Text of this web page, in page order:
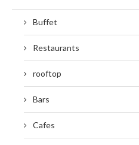
Buffet
Restaurants
rooftop
Bars
Cafes